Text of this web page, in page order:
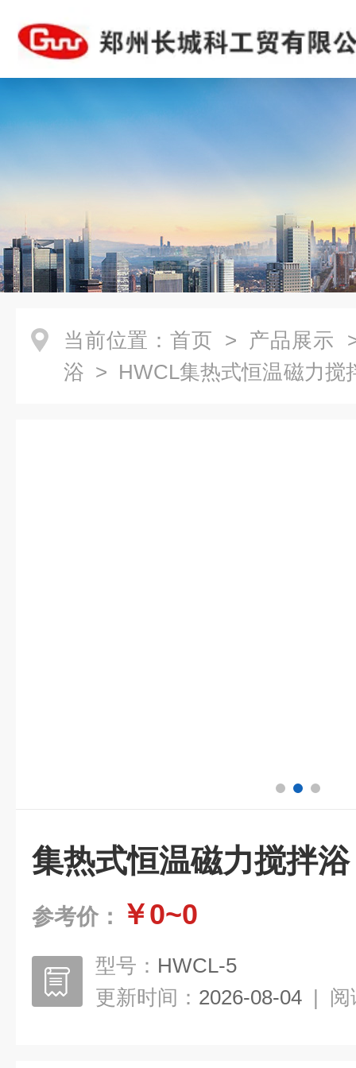
当前位置： 首页 > 产品展示
浴 > HWCL集热式恒温磁力搅
集热式恒温磁力搅拌浴
参考价： ￥0~0
型号： HWCL-5
更新时间： 2026-08-04 | 阅